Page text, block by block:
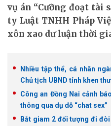
vụ án “Cưỡng đoạt tài
ty Luật TNHH Pháp
xôn xao dư luận thời
Nhiều tập thể, cá nhân
Chủ tịch UBND tỉnh khen
Công an Đồng Nai cảnh
thông qua dụ dỗ “chat sex”
Bắt giam 2 đối tượng đi